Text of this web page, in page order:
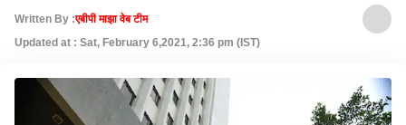
Written By :एबीपी माझा वेब टीम
Updated at : Sat, February 6,2021, 2:36 pm (IST)